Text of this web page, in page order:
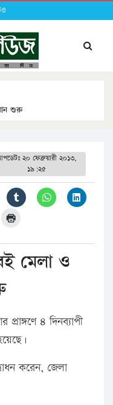
শুরু
২০ ফেব্রুয়ারী ২০১৩,
১৯:২৫
মেলা ও
৪ দিনব্যাপী
করেন, জেলা